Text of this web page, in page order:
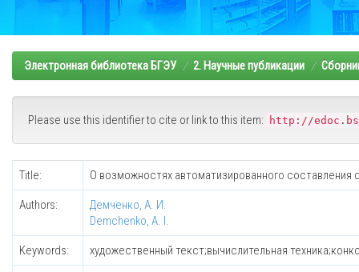
Электронная библиотека БГЭУ 2. Научные публикации
Please use this identifier to cite or link to this item: http://
Title: О возможностях автоматизированного составления
Authors:
Демченко, А. И.
Demchenko, A. I.
Keywords: художественный текст;вычислительная